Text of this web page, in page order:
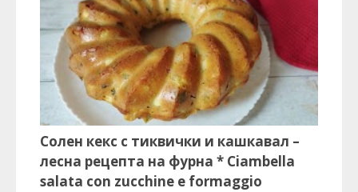
Солен кекс с тиквички и кашкавал –
лесна рецепта на фурна * Ciambella
salata con zucchine e formaggio